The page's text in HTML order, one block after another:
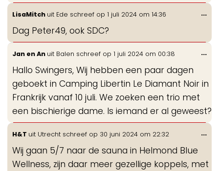
LisaMitch uit Ede schreef op 1 juli 2024 om 14:36
Dag Peter49, ook SDC?
...
Jan en An uit Balen schreef op 1 juli 2024 om 00:38
Hallo Swingers, Wij hebben een paar dagen
geboekt in Camping Libertin Le Diamant Noir in
Frankrijk vanaf 10 juli. We zoeken een trio met
een bischierige dame. Is iemand er al geweest?
...
H&T uit Utrecht schreef op 30 juni 2024 om 22:32
Wij gaan 5/7 naar de sauna in Helmond Blue
Wellness, zijn daar meer gezellige koppels, met
...